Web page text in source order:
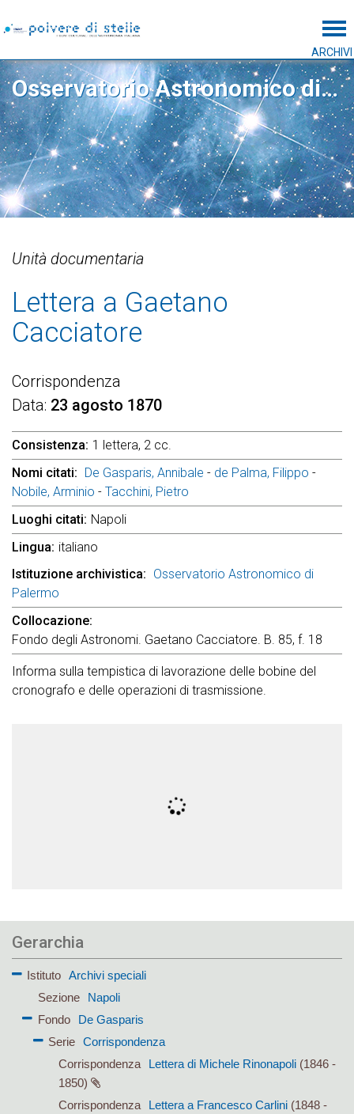
ARCHIVI
Osservatorio Astronomico di Palermo
Unità documentaria
Lettera a Gaetano
Cacciatore
Corrispondenza
Data 23 agosto 1870
Consistenza 1 lettera, 2 cc.
Nomi citati
De Gasparis, Annibale - de Palma, Filippo -
Nobile, Arminio - Tacchini, Pietro
Luoghi citati Napoli
Lingua italiano
Istituzione archivistica
Osservatorio Astronomico di
Palermo
Collocazione
Fondo degli Astronomi. Gaetano Cacciatore. B. 85, f. 18
Informa sulla tempistica di lavorazione delle bobine del
cronografo e delle operazioni di trasmissione.
Gerarchia
Istituto
Archivi speciali
Sezione
Napoli
Fondo
De Gasparis
Serie Corrispondenza
Corrispondenza
Lettera di Michele Rinonapoli (1846 -
1850)
Corrispondenza
Lettera a Francesco Carlini (1848 -